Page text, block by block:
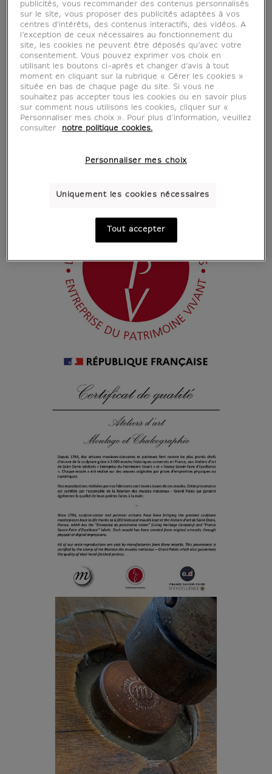
publicités, vous recommander des contenus personnalisés
sur le site, vous proposer des publicités adaptées à vos
centres d'intérêts, des contenus interactifs, des vidéos. A
l’exception de ceux nécessaires au fonctionnement du
site, les cookies ne peuvent être déposés qu’avec votre
consentement. Vous pouvez exprimer vos choix en
utilisant les boutons ci-après et changer d’avis à tout
moment en cliquant sur la rubrique « Gérer les cookies »
située en bas de chaque page du site. Si vous ne
souhaitez pas accepter tous les cookies ou en savoir plus
sur comment nous utilisons les cookies, cliquer sur «
Personnaliser mes choix ». Pour plus d’information, veuillez
consulter
notre politique cookies.
Personnaliser mes choix
Uniquement les cookies nécessaires
Tout accepter